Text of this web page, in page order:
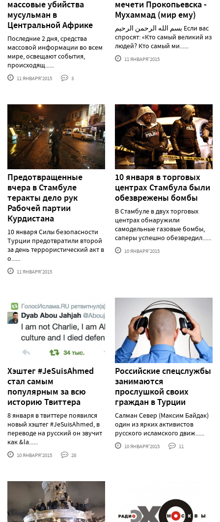
массовые убийства
мусульман в
Центральной Африке
Последние 2 дня, средства
массовой информации во всем
мире, освещают события,
происходящ......
11 ЯНВАРЯ'2015 3
ме­че­ти Про­копь­ев­ска -
Мухаммад (мир ему)
بسم الله الرحمن الرحيم‎‎ Если вас
спросят: «Кто самый великий из
людей? Кто самый ми......
11 ЯНВАРЯ'2015
Предотвращенные
вчера в Стамбуле
теракты дело рук
Рабочей партии
Курдистана
10 января Силы безопасности
Турции предотвратили второй
за день террористический акт в
о......
11 ЯНВАРЯ'2015
10 января в торговых
центрах Стамбула были
обезврежены бомбы
В Стамбуле в двух торговых
центрах обнаружили
самодельные газовые бомбы,
саперы успешно обезвредил......
10 ЯНВАРЯ'2015
Хэштег #JeSuisAhmed
стал самым
популярным за всю
историю Твиттера
8 января в твиттере появился
новый хэштег #JeSuisAhmed, в
переводе на русский он звучит
как &la......
10 ЯНВАРЯ'2015 28
Российские спецслужбы
занимаются
прослушкой своих
граждан в Турции
Салман Север (Максим Байдак)
один из ярких активистов
русского исламского движ......
10 ЯНВАРЯ'2015 11